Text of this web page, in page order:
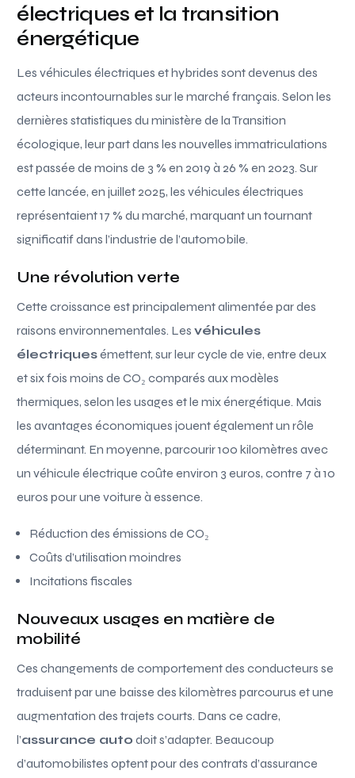
électriques et la transition
énergétique
Les véhicules électriques et hybrides sont devenus des
acteurs incontournables sur le marché français. Selon les
dernières statistiques du ministère de la Transition
écologique, leur part dans les nouvelles immatriculations
est passée de moins de 3 % en 2019 à 26 % en 2023. Sur
cette lancée, en juillet 2025, les véhicules électriques
représentaient 17 % du marché, marquant un tournant
significatif dans l’industrie de l’automobile.
Une révolution verte
Cette croissance est principalement alimentée par des
raisons environnementales. Lesvéhicules
électriquesémettent, sur leur cycle de vie, entre deux
et six fois moins de CO₂ comparés aux modèles
thermiques, selon les usages et le mix énergétique. Mais
les avantages économiques jouent également un rôle
déterminant. En moyenne, parcourir 100 kilomètres avec
un véhicule électrique coûte environ 3 euros, contre 7 à 10
euros pour une voiture à essence.
Réduction des émissions de CO₂
Coûts d’utilisation moindres
Incitations fiscales
Nouveaux usages en matière de
mobilité
Ces changements de comportement des conducteurs se
traduisent par une baisse des kilomètres parcourus et une
augmentation des trajets courts. Dans ce cadre,
l’assurance auto doit s’adapter. Beaucoup
d’automobilistes optent pour des contrats d’assurance